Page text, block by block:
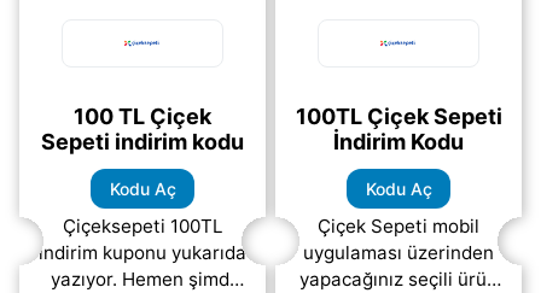
100 TL Çiçek
Sepeti indirim kodu
Kodu Aç
Çiçeksepeti 100TL
indirim kuponu yukarıda
yazıyor. Hemen şimdi
100TL Çiçek Sepeti
İndirim Kodu
Kodu Aç
Çiçek Sepeti mobil
uygulaması üzerinden
yapacağınız seçili ürün